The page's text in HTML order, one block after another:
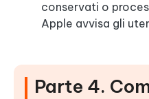
conservati o
Apple avvisa gli
Parte 4.